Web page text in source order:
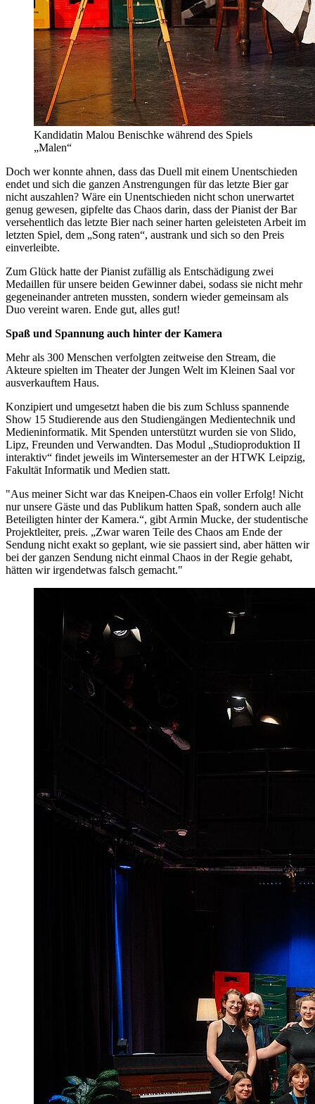
Kandidatin Malou Benischke während des Spiels
„Malen“
Doch wer konnte ahnen, dass das Duell mit einem Unentschieden
endet und sich die ganzen Anstrengungen für das letzte Bier gar
nicht auszahlen? Wäre ein Unentschieden nicht schon unerwartet
genug gewesen, gipfelte das Chaos darin, dass der Pianist der Bar
versehentlich das letzte Bier nach seiner harten geleisteten Arbeit im
letzten Spiel, dem „Song raten“, austrank und sich so den Preis
einverleibte.
Zum Glück hatte der Pianist zufällig als Entschädigung zwei
Medaillen für unsere beiden Gewinner dabei, sodass sie nicht mehr
gegeneinander antreten mussten, sondern wieder gemeinsam als
Duo vereint waren. Ende gut, alles gut!
Spaß und Spannung auch hinter der Kamera
Mehr als 300 Menschen verfolgten zeitweise den Stream, die
Akteure spielten im Theater der Jungen Welt im Kleinen Saal vor
ausverkauftem Haus.
Konzipiert und umgesetzt haben die bis zum Schluss spannende
Show 15 Studierende aus den Studiengängen Medientechnik und
Medieninformatik. Mit Spenden unterstützt wurden sie von Slido,
Lipz, Freunden und Verwandten. Das Modul „Studioproduktion II
interaktiv“ findet jeweils im Wintersemester an der HTWK Leipzig,
Fakultät Informatik und Medien statt.
"Aus meiner Sicht war das Kneipen-Chaos ein voller Erfolg! Nicht
nur unsere Gäste und das Publikum hatten Spaß, sondern auch alle
Beteiligten hinter der Kamera.“, gibt Armin Mucke, der studentische
Projektleiter, preis. „Zwar waren Teile des Chaos am Ende der
Sendung nicht exakt so geplant, wie sie passiert sind, aber hätten wir
bei der ganzen Sendung nicht einmal Chaos in der Regie gehabt,
hätten wir irgendetwas falsch gemacht."